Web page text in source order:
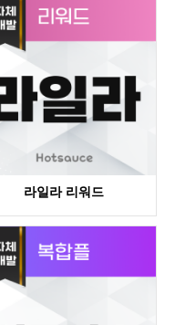
라일라 리워드